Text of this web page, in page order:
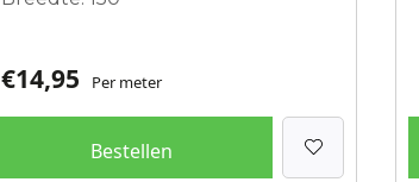
€14,95 Per meter
Bestellen